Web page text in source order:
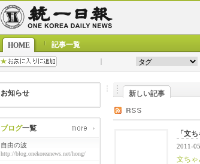
HOME 記事一覧
お知らせ
ブログ一覧
自由の波
http://blog.onekoreanews.net/hong/
新しい記事
「文
2011-
文ちゃ